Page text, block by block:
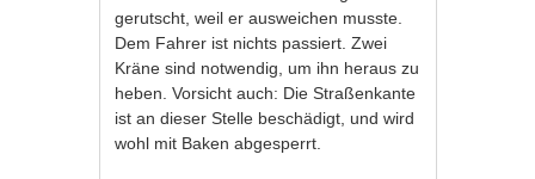
gerutscht, weil er ausweichen musste.
Dem Fahrer ist nichts passiert. Zwei
Kräne sind notwendig, um ihn heraus zu
heben. Vorsicht auch: Die Straßenkante
ist an dieser Stelle beschädigt, und wird
wohl mit Baken abgesperrt.